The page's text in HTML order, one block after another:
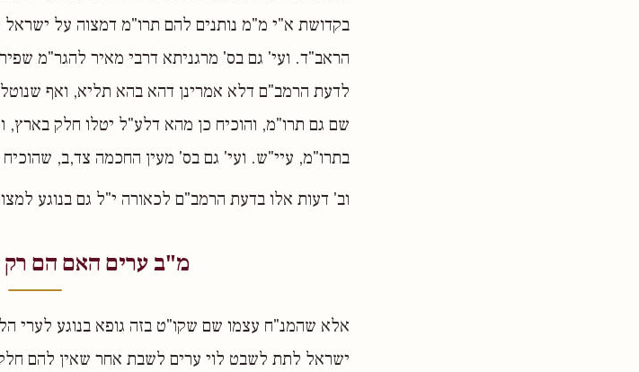
בקדושת א"י מ"מ נותנים להם תרו"מ דמצוה על
הראב"ד. ועי' גם בס' מרגניתא דרבי מאיר להגר"מ
לדעת הרמב"ם דלא אמרינן דהא בהא תליא, ואף
שם גם תרו"מ, והוכיח כן מהא דלע"ל יטלו חלק בארץ,
בתרו"מ, עיי"ש. ועי' גם בס' מעין החכמה צד,ב, שהוכיח
וב' דעות אלו בדעת הרמב"ם לכאורה י"ל גם בנוגע
מ"ב ערים האם הם רק
אלא שהמנ"ח עצמו שם שקו"ט בזה גופא בנוגע לערי
ישראל לתת לשבט לוי ערים לשבת אחר שאין להם